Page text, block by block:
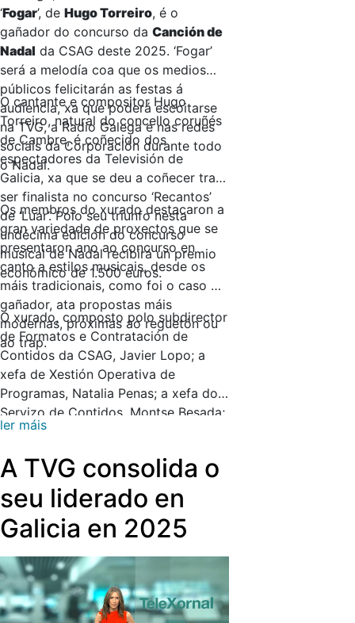
‘Fogar’, de Hugo Torreiro, é o
gañador do concurso da Canción de
Nadal da CSAG deste 2025. ‘Fogar’
será a melodía coa que os medios
públicos felicitarán as festas á
audiencia, xa que poderá escoitarse
na TVG, a Radio Galega e nas redes
sociais da Corporación durante todo
o Nadal.
O cantante e compositor Hugo
Torreiro, natural do concello coruñés
de Cambre, é coñecido dos
espectadores da Televisión de
Galicia, xa que se deu a coñecer tras
ser finalista no concurso ‘Recantos’
de ‘Luar’. Polo seu triunfo nesta
undécima edición do concurso
musical de Nadal recibirá un premio
económico de 1.500 euros.
Os membros do xurado destacaron a
gran variedade de proxectos que se
presentaron ano ao concurso en
canto a estilos musicais, desde os
máis tradicionais, como foi o caso do
gañador, ata propostas máis
modernas, próximas ao reguetón ou
ao trap.
O xurado, composto polo subdirector
de Formatos e Contratación de
Contidos da CSAG, Javier Lopo; a
xefa de Xestión Operativa de
Programas, Natalia Penas; a xefa do
Servizo de Contidos, Montse Besada;
o xornalista Carlos Amado e o
musical Moncho Lemos, elixiu por
unanimidade
esta proposta
destacaron que se trata dunha
canción moi apegadiza e cunha letra
Nadal, e tamén seleccionou outras
catro finalistas.
ler máis
A TVG consolida o
seu liderado en
Galicia en 2025